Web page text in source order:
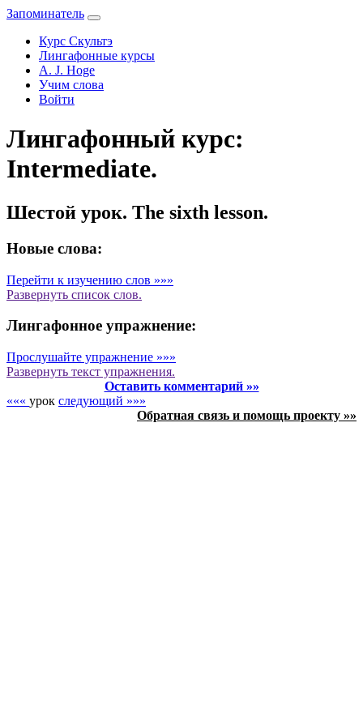
Запоминатель
Курс Скультэ
Лингафонные курсы
A. J. Hoge
Учим слова
Войти
Лингафонный курс:
Intermediate.
Шестой урок. The sixth lesson.
Новые слова:
Перейти к изучению слов »»»
Развернуть список слов.
Лингафонное упражнение:
Прослушайте упражнение »»»
Развернуть текст упражнения.
Оставить комментарий »»
««« урок следующий »»»
Обратная связь и помощь проекту »»